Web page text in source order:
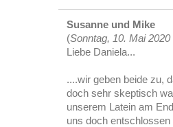
Susanne und Mike
(Sonntag, 10. Mai 2020
Liebe Daniela...
....wir geben beide zu,
doch sehr skeptisch
unserem Latein am
uns doch